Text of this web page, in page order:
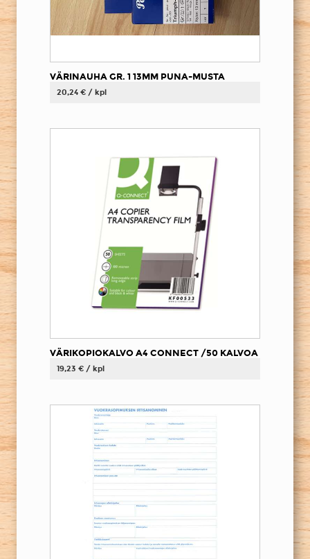
VÄRINAUHA GR. 1 13MM PUNA-MUSTA
20,24 € / kpl
VÄRIKOPIOKALVO A4 CONNECT /50 KALVOA
19,23 € / kpl